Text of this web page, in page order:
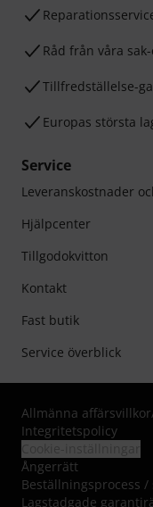
Råd från våra
Tillfredställelse-
Europas största
Service
Leveranskostnader
Hjälpcenter
Tillgodokvitton
Kontakt
Fast butik
Service överblick
Allmänna affärsvillkor
Integritetspolicy
Ångerrätt
Beställningsprocess
Lagstadgade